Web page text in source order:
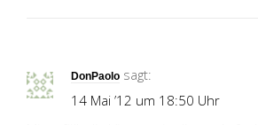
DonPaolo sagt:
14 Mai ’12 um 18:50 Uhr